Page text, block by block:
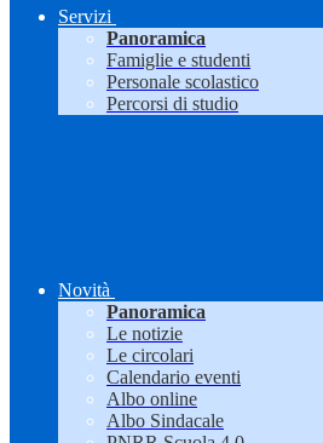
Servizi
Panoramica
Famiglie e studenti
Personale scolastico
Percorsi di studio
Novità
Panoramica
Le notizie
Le circolari
Calendario eventi
Albo online
Albo Sindacale